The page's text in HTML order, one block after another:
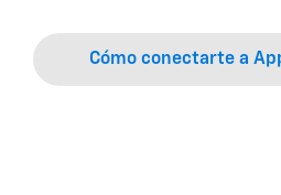
Cómo conectarte a